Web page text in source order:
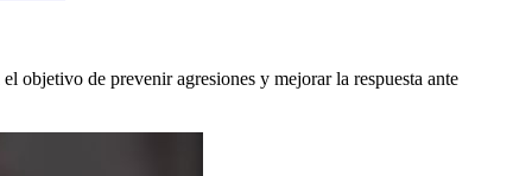
objetivo de prevenir agresiones y mejorar la respuesta ante